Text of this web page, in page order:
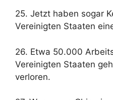
25. Jetzt haben sogar
Vereinigten Staaten
26. Etwa 50.000
Vereinigten Staaten
verloren.